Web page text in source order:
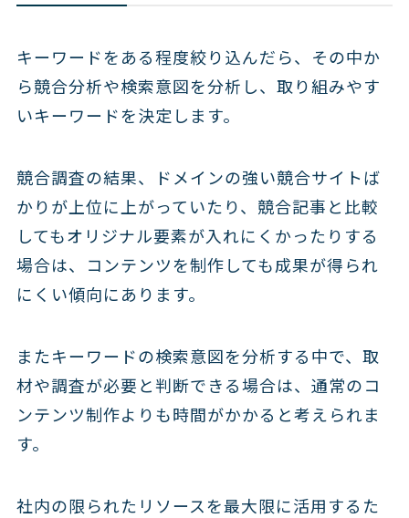
キーワードをある程度絞り込んだら、その中か
ら競合分析や検索意図を分析し、取り組みやす
いキーワードを決定します。
競合調査の結果、ドメインの強い競合サイトば
かりが上位に上がっていたり、競合記事と比較
してもオリジナル要素が入れにくかったりする
場合は、コンテンツを制作しても成果が得られ
にくい傾向にあります。
またキーワードの検索意図を分析する中で、取
材や調査が必要と判断できる場合は、通常のコ
ンテンツ制作よりも時間がかかると考えられま
す。
社内の限られたリソースを最大限に活用するた